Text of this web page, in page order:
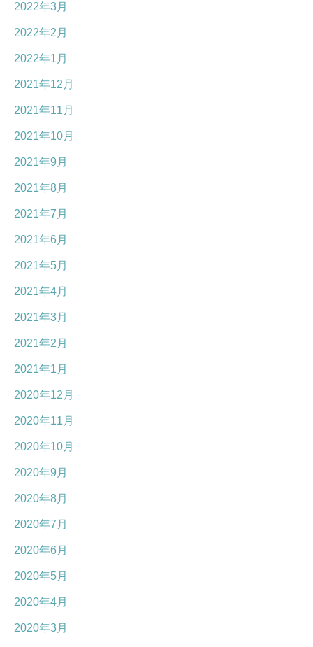
2022年3月
2022年2月
2022年1月
2021年12月
2021年11月
2021年10月
2021年9月
2021年8月
2021年7月
2021年6月
2021年5月
2021年4月
2021年3月
2021年2月
2021年1月
2020年12月
2020年11月
2020年10月
2020年9月
2020年8月
2020年7月
2020年6月
2020年5月
2020年4月
2020年3月